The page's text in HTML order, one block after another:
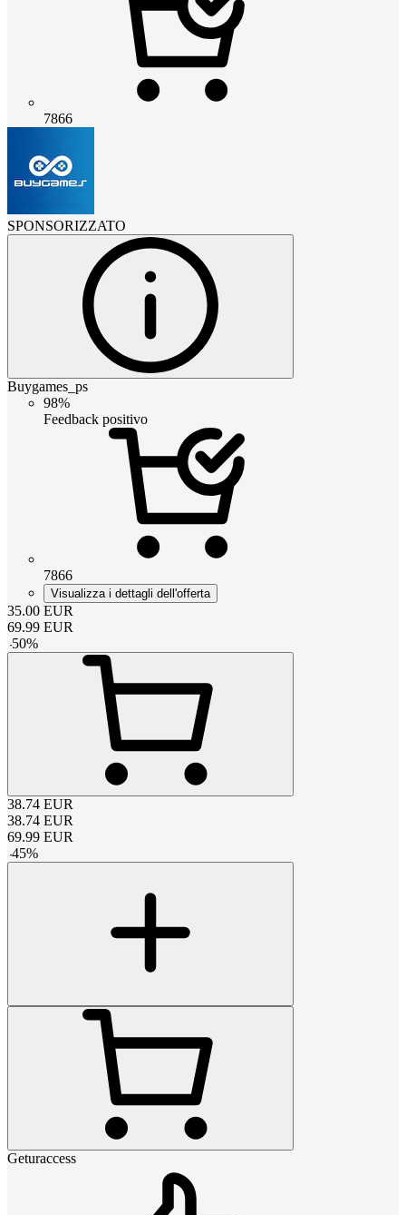
7866
SPONSORIZZATO
Buygames_ps
98%
Feedback positivo
7866
Visualizza i dettagli dell'offerta
35.00 EUR
69.99 EUR
-50%
38.74 EUR
38.74 EUR
69.99 EUR
-45%
Geturaccess